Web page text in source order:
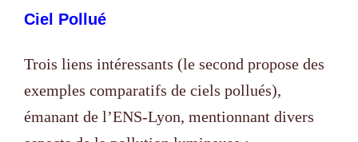
Ciel Pollué
Trois liens intéressants (le second propose des
exemples comparatifs de ciels pollués),
émanant de l’ENS-Lyon, mentionnant divers